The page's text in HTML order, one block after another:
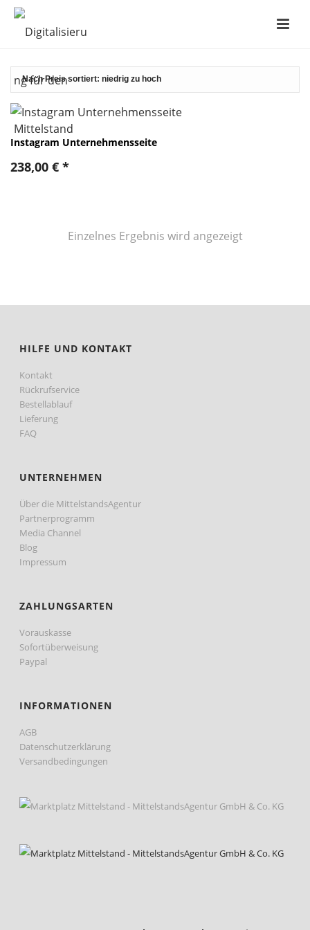
Instagram Unternehmensseite
238,00 € *
Einzelnes Ergebnis wird angezeigt
HILFE UND KONTAKT
Kontakt
Rückrufservice
Bestellablauf
Lieferung
FAQ
UNTERNEHMEN
Über die MittelstandsAgentur
Partnerprogramm
Media Channel
Blog
Impressum
ZAHLUNGSARTEN
Vorauskasse
Sofortüberweisung
Paypal
INFORMATIONEN
AGB
Datenschutzerklärung
Versandbedingungen